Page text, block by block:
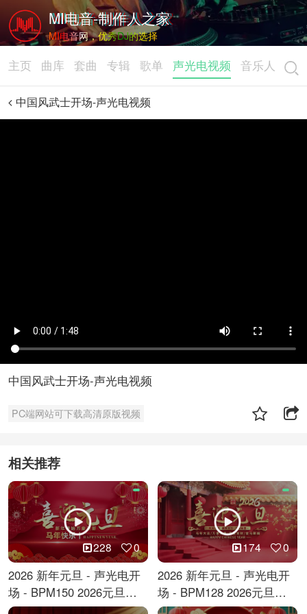
MI电音-制作人之家
MI电音网，优秀DJ的选择
主页 曲库 套曲 专辑 歌单 声光电视频 音乐人
中国风武士开场-声光电视频
中国风武士开场-声光电视频
PC端网站可下载高清原版视频
相关推荐
228 0
2026 新年元旦 - 声光电开
场 - BPM150 2026元旦跨
年倒计时
174 0
2026 新年元旦 - 声光电开
场 - BPM128 2026元旦马
年